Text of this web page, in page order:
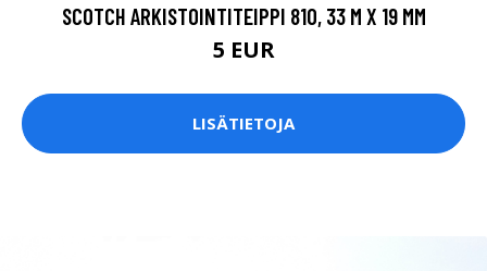
SCOTCH ARKISTOINTITEIPPI 810, 33 M X 19 MM
5 EUR
LISÄTIETOJA